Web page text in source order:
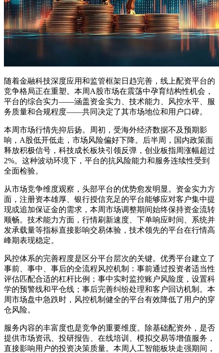
随着金融科技深度应用和监管框架日趋完善，线上配资平台的
竞争格局正在重塑。本周A股市场在震荡中孕育结构性机会，
平台的综合实力——涵盖资金实力、技术能力、风控水平、服
务质量和合规程度——共同决定了其市场地位和用户口碑。
本周市场行情先抑后扬。周初，受海外经济数据不及预期影
响，A股低开低走，市场风险偏好下降。后半周，国内政策面
释放积极信号，科技成长板块引领反弹，创业板指周涨幅超过
2%。这种波动环境下，平台的抗风险能力和服务连续性受到
全面检验。
从市场竞争维度观察，头部平台的优势愈发明显。资金实力方
面，注册资本雄厚、银行授信充足的平台能够应对客户集中提
现或追加保证金的需求，本周市场调整期间始终保持资金流转
顺畅。技术能力方面，行情刷新速度、下单响应时间、系统并
发承载量等指标直接影响交易体验，技术领先的平台在行情高
峰期表现稳定。
风控体系的完善程度是区分平台层次的关键。优秀平台建立了
事前、事中、事后的全流程风控机制：事前通过投资者适当性
评估匹配合适的杠杆比例；事中实时监控账户风险度，设置科
学的预警线和平仓线；事后完善纠纷处理和客户回访机制。本
周市场盘中急跌时，风控机制健全的平台有效降低了用户的穿
仓风险。
服务内容的丰富度也是竞争的重要维度。除基础配资外，是否
提供市场资讯、投研报告、在线培训、模拟交易等增值服务，
直接影响用户的投资决策质量。本周人工智能板块走强期间，